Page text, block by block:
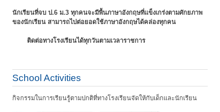
นักเรียนที่จบ ป.6 ม.3 ทุกคนจะมีพื้นภาษาอังกฤษที่แข็งเกร่งตามศักยภาพ
ของนักเรียน สามารถไปต่อยอดใช้ภาษาอังกฤษได้คล่องทุกคน
ติดต่อทางโรงเรียนได้ทุกวันตามเวลาราชการ
School Activities
กิจกรรมในการเรียนรู้ตามปกติที่ทางโรงเรียนจัดให้กับเด็กและนักเรียน